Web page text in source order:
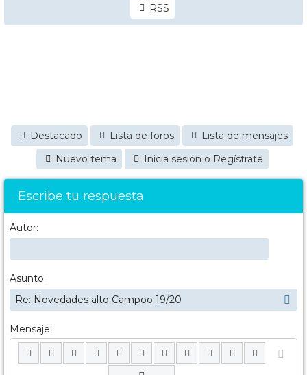
RSS
Destacado Lista de foros
Lista de mensajes
Nuevo tema
Inicia sesión o Regístrate
Escribe tu respuesta
Autor:
Asunto:
Mensaje: